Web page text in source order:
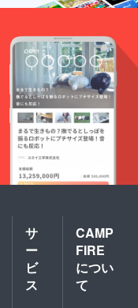
サ
ー
ビ
ス
CAMP
FIRE
につい
て